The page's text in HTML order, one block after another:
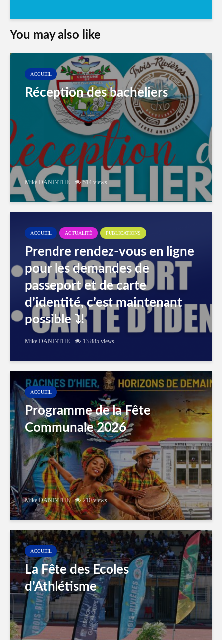
You may also like
ACCUEIL
Réception des bacheliers
Mike DANINTHE 514 views
ACCUEIL ACTUALITÉ PUBLICATIONS
Prendre rendez-vous en ligne
pour les demandes de
passeport et de carte
d’identité, c’est maintenant
possible ⤵️!
Mike DANINTHE 13 885 views
ACCUEIL
Programme de la Fête
Communale 2026
Mike DANINTHE 210 views
ACCUEIL
La Fête des Ecoles
d’Athlétisme